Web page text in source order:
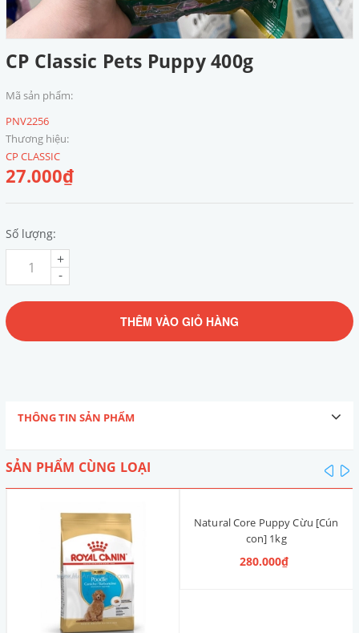
CP Classic Pets Puppy 400g
Mã sản phẩm:
PNV2256
Thương hiệu:
CP CLASSIC
27.000₫
Số lượng:
-
+
THÊM VÀO GIỎ HÀNG
THÔNG TIN SẢN PHẨM
SẢN PHẨM CÙNG LOẠI
Natural Core Puppy Cừu [Cún
con] 1kg
280.000₫